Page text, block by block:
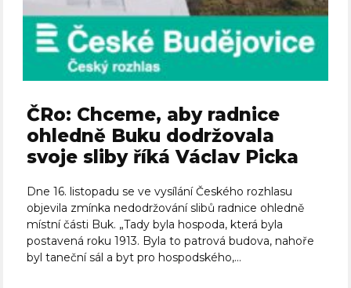
ČRo: Chceme, aby radnice
ohledně Buku dodržovala
svoje sliby říká Václav Picka
Dne 16. listopadu se ve vysílání Českého rozhlasu
objevila zmínka nedodržování slibů radnice ohledně
místní části Buk. „Tady byla hospoda, která byla
postavená roku 1913. Byla to patrová budova, nahoře
byl taneční sál a byt pro hospodského,...